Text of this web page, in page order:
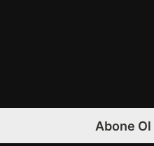
Abone Ol